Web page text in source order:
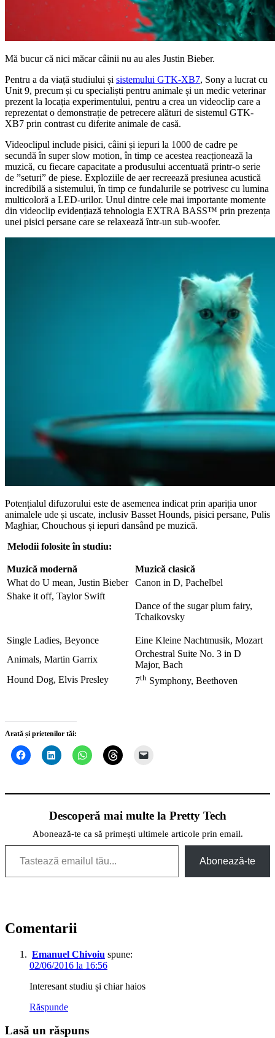
Mă bucur că nici măcar câinii nu au ales Justin Bieber.
Pentru a da viață studiului și sistemului GTK-XB7, Sony a lucrat cu
Unit 9, precum și cu specialiști pentru animale și un medic veterinar
prezent la locația experimentului, pentru a crea un videoclip care a
reprezentat o demonstrație de petrecere alături de sistemul GTK-
XB7 prin contrast cu diferite animale de casă.
Videoclipul include pisici, câini și iepuri la 1000 de cadre pe
secundă în super slow motion, în timp ce acestea reacționează la
muzică, cu fiecare capacitate a produsului accentuată printr-o serie
de ”seturi” de piese. Exploziile de aer recreează presiunea acustică
incredibilă a sistemului, în timp ce fundalurile se potrivesc cu lumina
multicoloră a LED-urilor. Unul dintre cele mai importante momente
din videoclip evidențiază tehnologia EXTRA BASS™ prin prezența
unei pisici persane care se relaxează într-un sub-woofer.
Potențialul difuzorului este de asemenea indicat prin apariția unor
animalele ude și uscate, inclusiv Basset Hounds, pisici persane, Pulis
Maghiar, Chouchous și iepuri dansând pe muzică.
Melodii folosite în studiu:
Muzică modernă
Muzică clasică
What do U mean, Justin Bieber
Canon in D, Pachelbel
Shake it off, Taylor Swift
Dance of the sugar plum fairy,
Tchaikovsky
Single Ladies, Beyonce
Eine Kleine Nachtmusik, Mozart
Animals, Martin Garrix
Orchestral Suite No. 3 in D
Major, Bach
Hound Dog, Elvis Presley
7th Symphony, Beethoven
Arată și prietenilor tăi:
Descoperă mai multe la Pretty Tech
Abonează-te ca să primești ultimele articole prin email.
Tastează emailul tău...
Abonează-te
Comentarii
Emanuel Chivoiu spune:
02/06/2016 la 16:56
Interesant studiu și chiar haios
Răspunde
Lasă un răspuns